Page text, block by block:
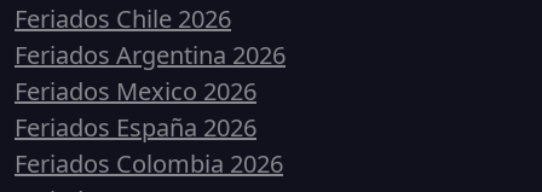
Feriados Chile 2026
Feriados Argentina 2026
Feriados Mexico 2026
Feriados España 2026
Feriados Colombia 2026